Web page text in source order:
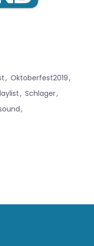
Oktoberfest2019
Schlager